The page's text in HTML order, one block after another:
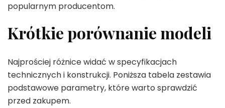
popularnym producentom.
Krótkie porównanie modeli
Najprościej różnice widać w specyfikacjach
technicznych i konstrukcji. Poniższa tabela zestawia
podstawowe parametry, które warto sprawdzić
przed zakupem.